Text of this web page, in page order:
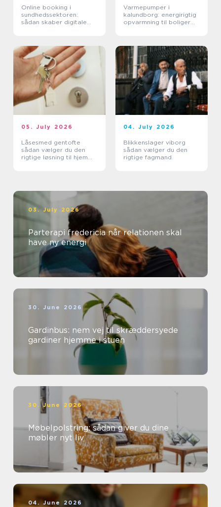
Online booking i
sundhedssektoren:
sådan skaber digitale
Varmepumper i
kalundborg: energirigtig
opvarmning til boliger
05. July 2026
Låsesmed gentofte
sådan vælger du den
rigtige løsning til hjem
04. July 2026
Blikkenslager viborg
sådan vælger du den
rigtige fagmand
03. July 2026
Parterapi fredericia når relationen skal
have ny energi
30. June 2026
Gardinbus: nem vej til skræddersyede
gardiner hjemme i stuen
30. June 2026
Møbelpolstring: sådan giver du dine
møbler nyt liv
04. June 2026